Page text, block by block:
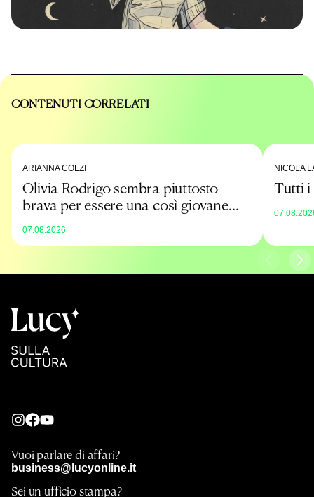
CONTENUTI CORRELATI
ARIANNA COLZI
Olivia Rodrigo sembra piuttosto
brava per essere una così giovane
07.08.2026
NICOLA
Tutti i
Vuoi parlare di affari?
business@lucyonline.it
Sei un ufficio stampa?